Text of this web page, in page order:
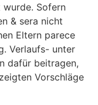
Sofern
& sera nicht
Eltern parece
Verlaufs- unter
dafür beitragen,
Vorschläge